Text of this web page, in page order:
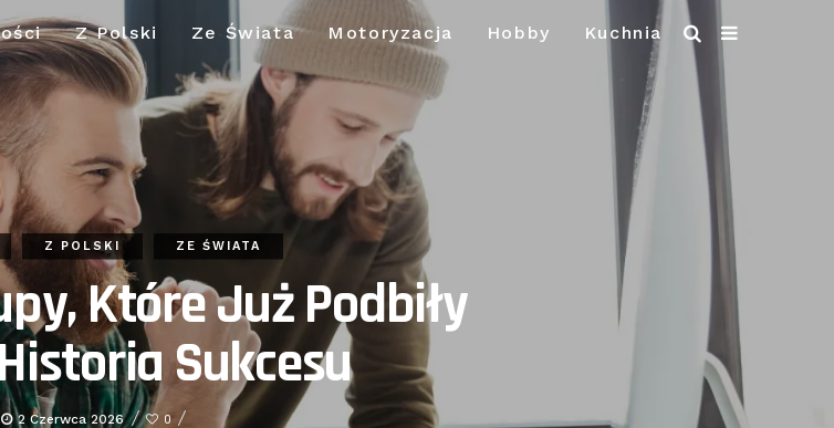
Z Polski Ze Świata Motoryzacja Hobby Kuchnia
Z POLSKI ZE ŚWIATA
Które Już Podbiły
Sukcesu
2 Czerwca 2026 0